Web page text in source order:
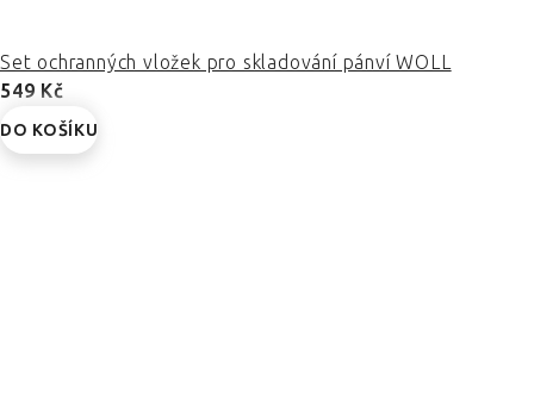
Set ochranných vložek pro skladování pánví WOLL
549 Kč
DO KOŠÍKU